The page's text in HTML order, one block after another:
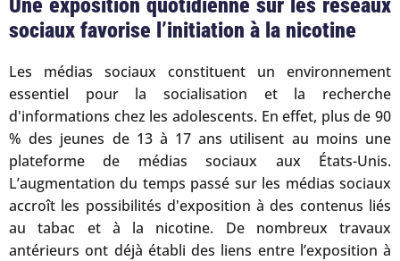
Une exposition quotidienne sur les réseaux
sociaux favorise l’initiation à la nicotine
Les médias sociaux constituent un environnement
essentiel pour la socialisation et la recherche
d'informations chez les adolescents. En effet, plus de 90
% des jeunes de 13 à 17 ans utilisent au moins une
plateforme de médias sociaux aux États-Unis.
L’augmentation du temps passé sur les médias sociaux
accroît les possibilités d'exposition à des contenus liés
au tabac et à la nicotine. De nombreux travaux
antérieurs ont déjà établi des liens entre l’exposition à